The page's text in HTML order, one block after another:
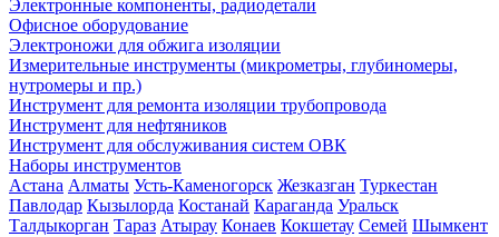
Электронные компоненты, радиодетали
Офисное оборудование
Электроножи для обжига изоляции
Измерительные инструменты (микрометры, глубиномеры,
нутромеры и пр.)
Инструмент для ремонта изоляции трубопровода
Инструмент для нефтяников
Инструмент для обслуживания систем ОВК
Наборы инструментов
Астана Алматы Усть-Каменогорск Жезказган Туркестан
Павлодар Кызылорда Костанай Караганда Уральск
Талдыкорган Тараз Атырау Конаев Кокшетау Семей Шымкент